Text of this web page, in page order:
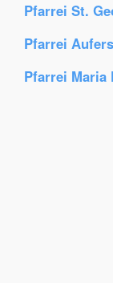
Pfarrei St.
Pfarrei
Pfarrei